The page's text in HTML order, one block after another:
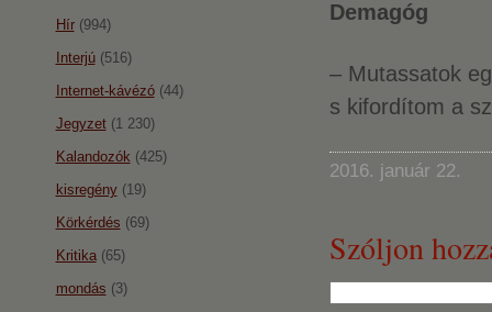
Demagóg
– Mutassatok
s kifordítom a
2016. január 22.
Szóljon
Hír(994)
Interjú(516)
Internet-kávézó(44)
Jegyzet(1 230)
Kalandozók (425)
kisregény(19)
Körkérdés (69)
Kritika(65)
mondás (3)